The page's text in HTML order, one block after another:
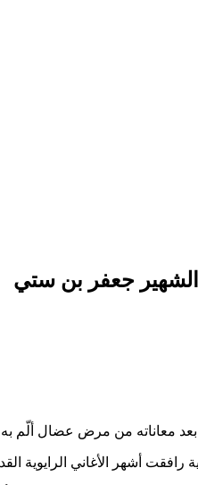
الشهير جعفر بن ستي
معاناته من مرض عضال ألّم
أشهر الأغاني الرايوية